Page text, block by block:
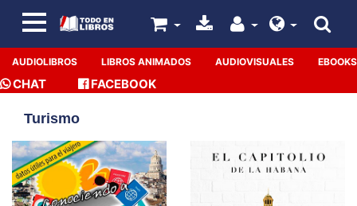
AUDIOLIBROS LIBROS ANIMADOS AUDIOVISUALES EBOOKS
CHAT FACEBOOK
Turismo